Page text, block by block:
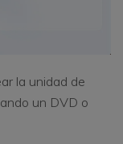
la unidad de
un DVD o